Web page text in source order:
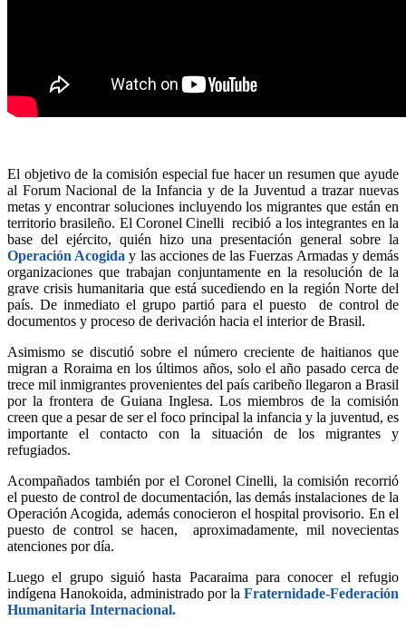
El objetivo de la comisión especial fue hacer un resumen que ayude
al Forum Nacional de la Infancia y de la Juventud a trazar nuevas
metas y encontrar soluciones incluyendo los migrantes que están en
territorio brasileño. El Coronel Cinelli recibió a los integrantes en la
base del ejército, quién hizo una presentación general sobre la
Operación Acogida y las acciones de las Fuerzas Armadas y demás
organizaciones que trabajan conjuntamente en la resolución de la
grave crisis humanitaria que está sucediendo en la región Norte del
país. De inmediato el grupo partió para el puesto de control de
documentos y proceso de derivación hacia el interior de Brasil.
Asimismo se discutió sobre el número creciente de haitianos que
migran a Roraima en los últimos años, solo el año pasado cerca de
trece mil inmigrantes provenientes del país caribeño llegaron a Brasil
por la frontera de Guiana Inglesa. Los miembros de la comisión
creen que a pesar de ser el foco principal la infancia y la juventud, es
importante el contacto con la situación de los migrantes y
refugiados.
Acompañados también por el Coronel Cinelli, la comisión recorrió
el puesto de control de documentación, las demás instalaciones de la
Operación Acogida, además conocieron el hospital provisorio. En el
puesto de control se hacen, aproximadamente, mil novecientas
atenciones por día.
Luego el grupo siguió hasta Pacaraima para conocer el refugio
indígena Hanokoida, administrado por la Fraternidade-Federación
Humanitaria Internacional.